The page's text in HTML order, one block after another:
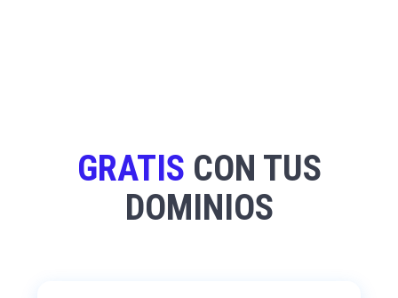
GRATIS CON TUS
DOMINIOS